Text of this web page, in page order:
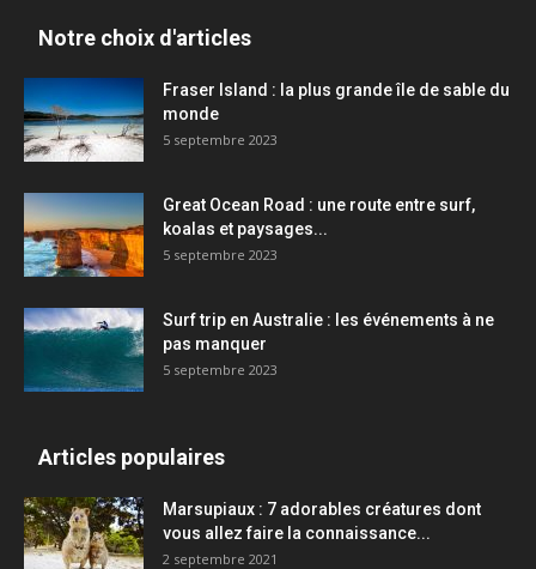
Notre choix d'articles
Fraser Island : la plus grande île de sable du
monde
5 septembre 2023
Great Ocean Road : une route entre surf,
koalas et paysages...
5 septembre 2023
Surf trip en Australie : les événements à ne
pas manquer
5 septembre 2023
Articles populaires
Marsupiaux : 7 adorables créatures dont
vous allez faire la connaissance...
2 septembre 2021